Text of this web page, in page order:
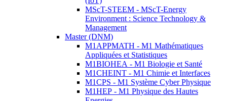
MScT-STEEM - MScT-Energy
Environment : Science Technology &
Management
Master (DNM)
M1APPMATH - M1 Mathématiques
Appliquées et Statistiques
M1BIOHEA - M1 Biologie et Santé
M1CHEINT - M1 Chimie et Interfaces
M1CPS - M1 Système Cyber Physique
M1HEP - M1 Physique des Hautes